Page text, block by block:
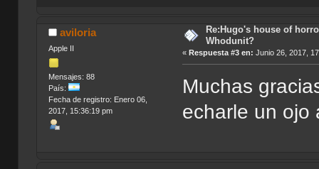
aviloria
Apple II
Mensajes: 88
País:
Fecha de registro: Enero 06,
2017, 15:36:19 pm
Re:Hugo's house of
Whodunit?
« Respuesta #3 en: Junio 26, 2017,
Muchas
echarle un